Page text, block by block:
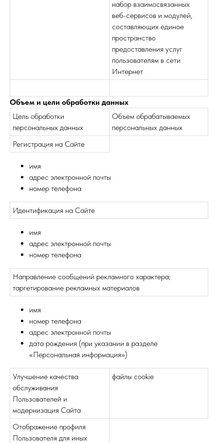
набор взаимосвязанных
веб-сервисов и модулей,
составляющих единое
пространство
предоставления услуг
пользователям в сети
Интернет
Объем и цели обработки данных
Цель обработки
персональных данных
Объем обрабатываемых
персональных данных
Регистрация на Сайте
имя
адрес электронной почты
номер телефона
Идентификация на Сайте
имя
адрес электронной почты
номер телефона
Направление сообщений рекламного характера;
таргетирование рекламных материалов
имя
номер телефона
адрес электронной почты
дата рождения (при указании в разделе
«Персональная информация»)
Улучшение качества
обслуживания
Пользователей и
модернизация Сайта
файлы cookie
Отображение профиля
Пользователя для иных